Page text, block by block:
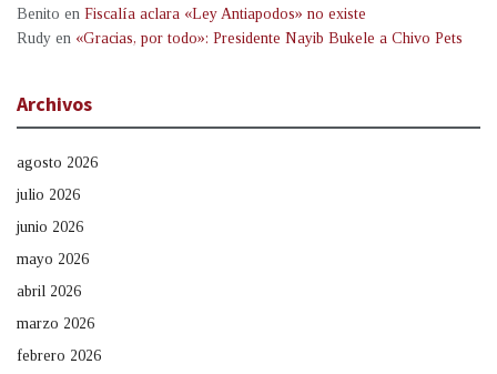
Benito en Fiscalía aclara «Ley Antiapodos» no existe
Rudy en «Gracias, por todo»: Presidente Nayib Bukele a Chivo Pets
Archivos
agosto 2026
julio 2026
junio 2026
mayo 2026
abril 2026
marzo 2026
febrero 2026